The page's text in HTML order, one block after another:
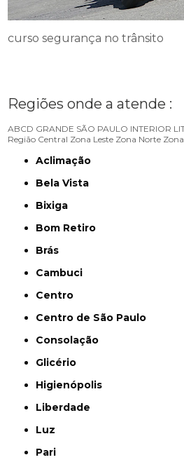
curso segurança no trânsito
Regiões onde a atende :
ABCD GRANDE SÃO PAULO INTERIOR
Região Central Zona Leste Zona Norte
Aclimação
Bela Vista
Bixiga
Bom Retiro
Brás
Cambuci
Centro
Centro de São Paulo
Consolação
Glicério
Higienópolis
Liberdade
Luz
Pari